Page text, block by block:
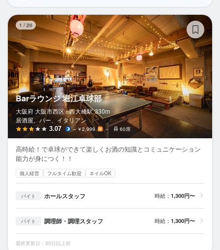
1 / 20
Barラウンジ 堀江卓球部
大阪府 大阪市西区 / 西大橋駅 330m
居酒屋、バー、イタリアン
3.07 ～￥2,999 － 60席
高時給！で卓球ができて楽しくお酒の知識とコミュニケーション
能力が身につく！！
個人経営 フルタイム歓迎 ネイルOK
バイト ホールスタッフ 時給： 1,300円〜
バイト 調理師・調理スタッフ 時給： 1,300円〜
最終更新日：30日以上前